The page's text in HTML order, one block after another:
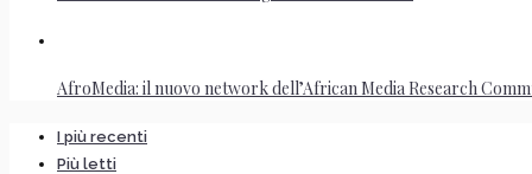
AfroMedia: il nuovo network dell’African Media Research
I più recenti
Più letti